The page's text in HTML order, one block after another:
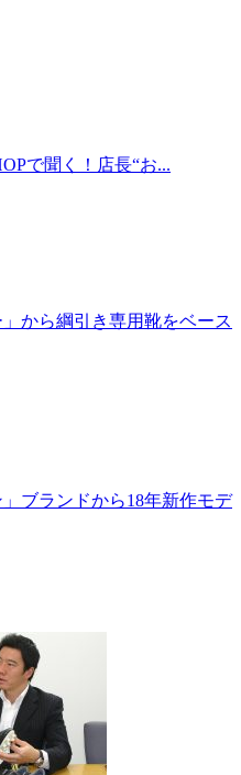
で聞く！店長“お...
」から綱引き専用靴をベース
ブランドから18年新作モデ